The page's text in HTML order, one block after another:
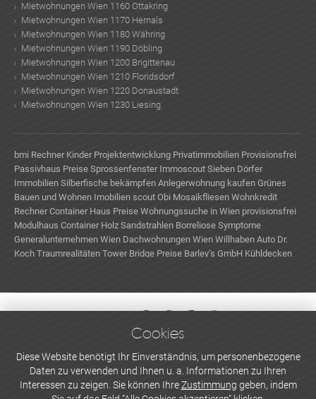
Mietwohnungen Wien 1160 Ottakring
Mietwohnungen Wien 1170 Hernals
Mietwohnungen Wien 1180 Währing
Mietwohnungen Wien 1190 Döbling
Mietwohnungen Wien 1200 Brigittenau
Mietwohnungen Wien 1210 Floridsdorf
Mietwohnungen Wien 1220 Donaustadt
Mietwohnungen Wien 1230 Liesing
bmi Rechner Kinder Projektentwicklung Privatimmobilien Provisionsfrei
Passivhaus Preise Sprossenfenster Immoscout Sieben Dörfer
Immobilien Silberfische bekämpfen Anlegerwohnung kaufen Grünes
Bauen und Wohnen Imobilien scout Obi Mosaikfliesen Wohnkredit
Rechner Container Haus Preise Wohnungssuche in Wien provisionsfrei
Modulhaus Container Holz Sandstrahlen Borreliose Symptome
Generalunternehmen Wien Dachwohnungen Wien Willhaben Auto Dr.
Koch Traumrealitäten Tower Bridge Preise Barley’s GmbH Kühldecken
WERBEN UND INSERIEREN
Newsletter abonnieren
Cookies
Diese Website benötigt Ihr Einverständnis, um personenbezogene
Daten zu verwenden und Ihnen u. a. Informationen zu Ihren
Interessen zu zeigen. Sie können IhreZustimmung geben, indem